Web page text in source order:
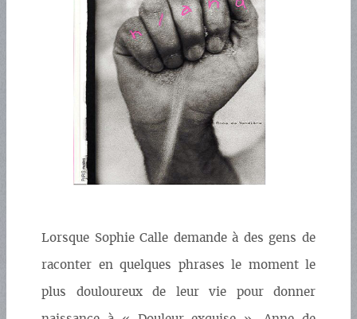
Lorsque Sophie Calle demande à des gens de
raconter en quelques phrases le moment le
plus douloureux de leur vie pour donner